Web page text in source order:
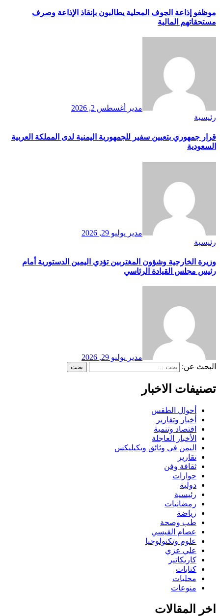
موظفو إذاعة الجوف المحلية يطالبون بإنقاذ الإذاعة وصرف
مستحقاتهم المالية
مدير
أغسطس 2, 2026
رئيسية
قرار جمهوري بتعيين سفير للجمهورية اليمنية لدى المملكة العربية
السعودية
مدير يوليو 29, 2026
رئيسية
وزيرة الخارجية وشؤون المغتربين تؤدي اليمين الدستورية أمام
رئيس مجلس القيادة الرئاسي
مدير يوليو 29, 2026
البحث عن:
تصنيفات الاخبار
أحوال الطقس
أخبار وتقارير
اقتصاد وتنمية
الأخبار العاجلة
اليمن في وثائق ويكيليكس
تقارير
ثقافة وفن
حوارات
دولية
رئيسية
رمضانيات
رياضة
طب وصحة
عصام القيسي
علوم وتكنولوجيا
علي عزي
كاريكاتير
كتابات
محليات
منوعات
اخر المقالات